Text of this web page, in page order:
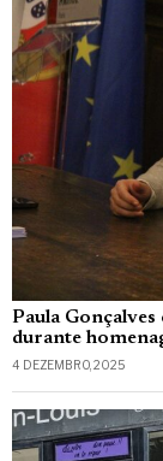
Paula
durante
4 DEZEMBRO, 2025